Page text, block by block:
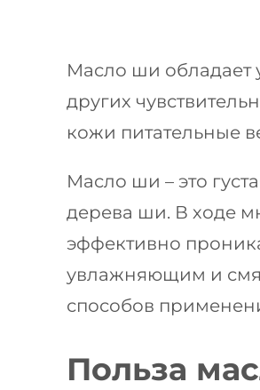
Масло ши обладает
других
кожи питательные
Масло ши – это
дерева ши. В ходе
эффективно
увлажняющим и
способов
Польза